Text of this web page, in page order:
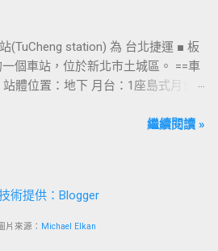
寺站 ] - [ 西門站 ] - [ 台北車站 ] - [
- [ 忠孝新生站 ] - [ 忠孝復興站 ] - [
] - [ 國父紀念館站 ] - [ 市政府站
(TuCheng station) 為 台北捷運 ■ 板
個車站，位於新北市土城區。 ==車
體位置：地下 月台：1座島式月台
板橋站 、 台北車站 、 南港展覽館
西門站 ] - [ 台北車站 ] - [ 善導寺站 ] -
站 ] - [ 忠孝復興站 ] - [ 忠孝敦化站
繼續閱讀 »
術提供：Blogger
片來源： Michael Elkan